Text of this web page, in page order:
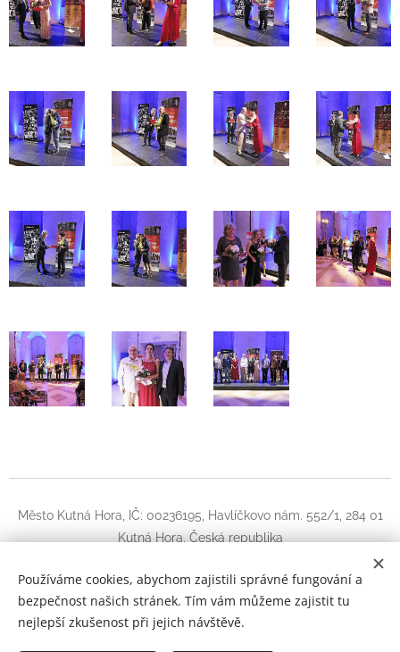
Město Kutná Hora, IČ: 00236195, Havlíčkovo nám. 552/1, 284 01
Kutná Hora, Česká republika
Kytara Kutná Hora Cookies
Používáme cookies, abychom zajistili správné fungování a
bezpečnost našich stránek. Tím vám můžeme zajistit tu
nejlepší zkušenost při jejich návštěvě.